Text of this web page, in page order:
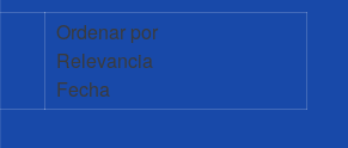
Ordenar por
Relevancia
Fecha